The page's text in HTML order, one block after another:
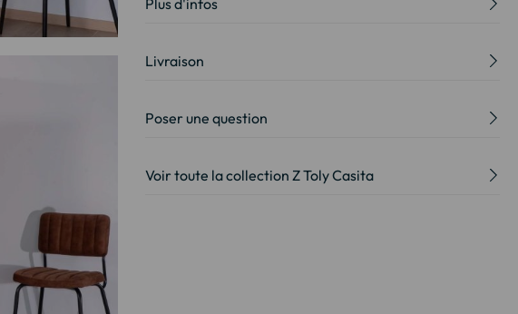
Plus d'infos
Livraison
Poser une question
Voir toute la collection Z Toly Casita